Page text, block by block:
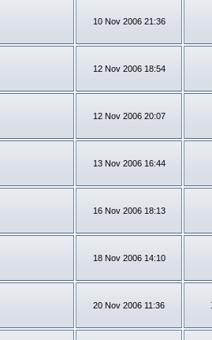
10 Nov 2006 21:36
12 Nov 2006 18:54
12 Nov 2006 20:07
13 Nov 2006 16:44
16 Nov 2006 18:13
18 Nov 2006 14:10
20 Nov 2006 11:36